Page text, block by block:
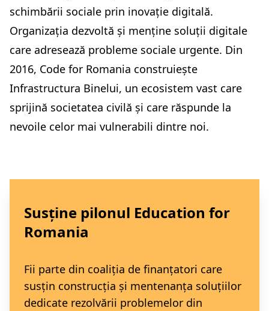
schimbării sociale prin inovație digitală.
Organizația dezvoltă și menține soluții digitale
care adresează probleme sociale urgente. Din
2016, Code for Romania construiește
Infrastructura Binelui, un ecosistem vast care
sprijină societatea civilă și care răspunde la
nevoile celor mai vulnerabili dintre noi.
Susține pilonul Education for
Romania
Fii parte din coaliția de finanțatori care
susțin construcția și mentenanța soluțiilor
dedicate rezolvării problemelor din